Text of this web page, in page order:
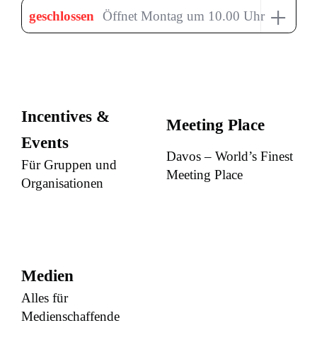
geschlossen Öffnet Montag um 10.00 Uhr +
Incentives &
Events
Für Gruppen und
Organisationen
Meeting Place
Davos – World’s Finest
Meeting Place
Medien
Alles für
Medienschaffende